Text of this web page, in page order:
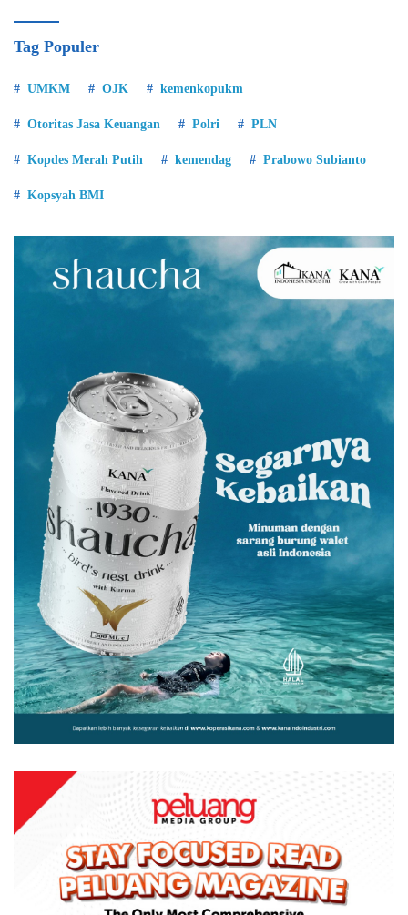
Tag Populer
UMKM OJK kemenkopukm
Otoritas Jasa Keuangan Polri PLN
Kopdes Merah Putih kemendag Prabowo Subianto
Kopsyah BMI